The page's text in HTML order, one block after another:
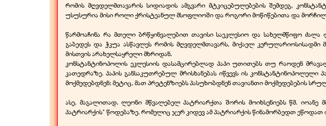
რომის მღვდელმთავარის სიდიადის ამგვარი მტკიცებულებების შემდეგ,
უსუსურია მისი როლი ქრისტეანულ მსოფლიოში და როგორი მოწიწებითა და
წარმოაჩინა რა მთელი ბრწყინვალებით თავისი საეკლესიო და სახელმწიფო
გაბედეს და ჭკუა ასწავლეს რომის მღვდელმთავარს, მიქაელ
მისთვის არახელსაყრელი მხრიდან.
კონსტანტინოპოლის ეკლესიის დასამცირებლად პაპი უთითებს თუ რაოდენ
კათედრაზე. პაპის განსაკუთრებულ მრისხანებას იწვევს ის
მოქმედებდნენ; მეტიც, მათ პრეტენზიებს პასუხობდნენ თავიანთი მოქმედებების
ასე, მაგალითად, ლეონი მწვალებელ პატრიარქთა შორის მოიხსენიებს წმ.
პატრიარქის" წოდებაზე, რომელიც ჯერ კიდევ ამ პატრიარქის წინამორბედთ